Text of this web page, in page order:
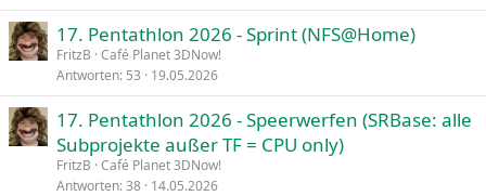
17. Pentathlon 2026 - Sprint (NFS@Home)
FritzB Café Planet 3DNow!
Antworten 53 19.05.2026
17. Pentathlon 2026 - Speerwerfen (SRBase: alle
Subprojekte außer TF = CPU only)
FritzB Café Planet 3DNow!
Antworten 38 14.05.2026